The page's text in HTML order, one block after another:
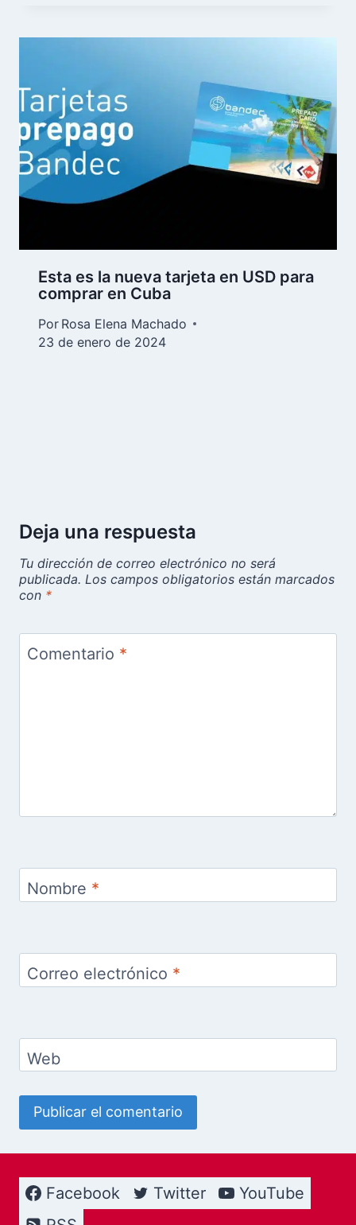
Esta es la nueva tarjeta en USD para
comprar en Cuba
Por Rosa Elena Machado
23 de enero de 2024
Deja una respuesta
Tu dirección de correo electrónico no será
publicada. Los campos obligatorios están marcados
con *
Comentario *
Nombre *
Correo electrónico *
Web
Facebook Twitter
YouTube